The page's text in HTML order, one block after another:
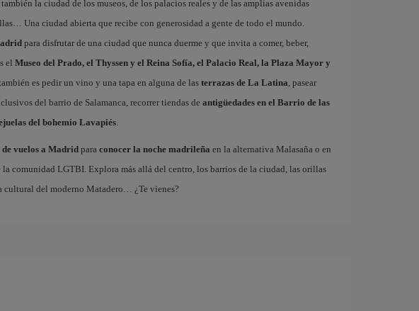
también la ciudad de los museos, de los palacios reales y de las amplias avenidas
Una ciudad abierta que recibe con generosidad a gente de todo el mundo.
para disfrutar de una ciudad que nunca duerme y que invita a comer, beber,
el Museo del Prado, el Thyssen y el Reina Sofía, el Palacio Real, la Plaza Mayor y
es pedir un vino y una tapa en alguna de lasterrazas de La Latina, pasear
del barrio de Salamanca, recorrer tiendas de antigüedades en el Barrio de las
del bohemio Lavapiés.
de vuelos a Madridpara conocer la noche madrileña en la alternativa Malasaña o en
la comunidad LGTBI. Explora más allá del centro, los barrios de la ciudad, las orillas
cultural del moderno Matadero… ¿Te vienes?